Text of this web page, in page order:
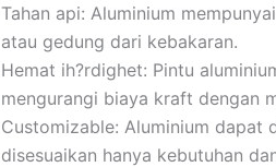
Tahan api: Aluminium
atau gedung dari kebakaran.
Hemat ih?rdighet: Pintu
mengurangi biaya kraft dengan
Customizable: Aluminium dapat
disesuaikan hanya kebutuhan